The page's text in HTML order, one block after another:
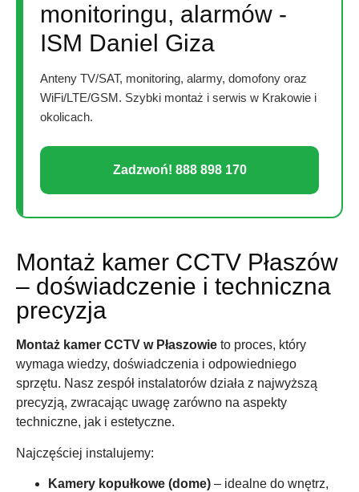
monitoringu, alarmów -
ISM Daniel Giza
Anteny TV/SAT, monitoring, alarmy, domofony oraz
WiFi/LTE/GSM. Szybki montaż i serwis w Krakowie i
okolicach.
Zadzwoń! 888 898 170
Montaż kamer CCTV Płaszów
– doświadczenie i techniczna
precyzja
Montaż kamer CCTV w Płaszowie to proces, który
wymaga wiedzy, doświadczenia i odpowiedniego
sprzętu. Nasz zespół instalatorów działa z najwyższą
precyzją, zwracając uwagę zarówno na aspekty
techniczne, jak i estetyczne.
Najczęściej instalujemy:
Kamery kopułkowe (dome) – idealne do wnętrz,